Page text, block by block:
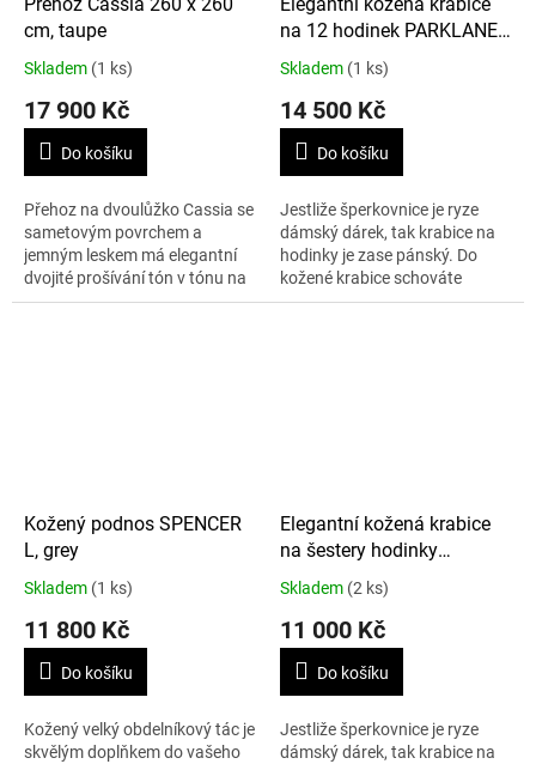
cm, taupe
Skladem (1 ks)
17 900 Kč
Do košíku
Přehoz na dvoulůžko Cassia se
sametovým povrchem a
jemným leskem má elegantní
dvojité prošívání tón v tónu na
lemu a vyšívané písmeno B.
na 12 hodinek PARKLANE,
černá
Skladem (1 ks)
14 500 Kč
Do košíku
Jestliže šperkovnice je ryze
dámský dárek, tak krabice na
hodinky je zase pánský. Do
kožené krabice schováte
dvanáctery hodinky. Rozměry:
Kožený podnos SPENCER
L, grey
Skladem (1 ks)
11 800 Kč
Do košíku
Kožený velký obdelníkový tác je
skvělým doplňkem do vašeho
Elegantní kožená krabice
na šestery hodinky
PARKLANE, černá
Skladem (2 ks)
11 000 Kč
Do košíku
Jestliže šperkovnice je ryze
dámský dárek, tak krabice na